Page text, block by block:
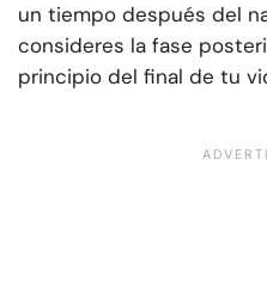
un tiempo después del
consideres la fase
principio del final de tu